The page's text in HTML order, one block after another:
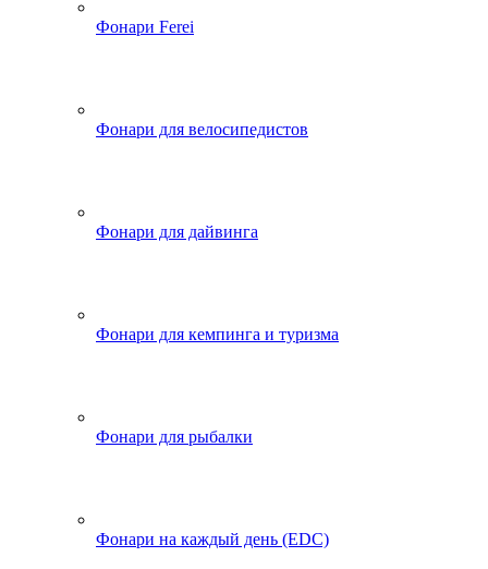
Фонари Ferei
Фонари для велосипедистов
Фонари для дайвинга
Фонари для кемпинга и туризма
Фонари для рыбалки
Фонари на каждый день (EDC)